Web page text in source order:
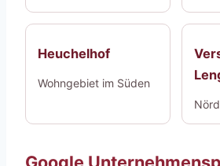
Heuchelhof
Wohngebiet im Süden